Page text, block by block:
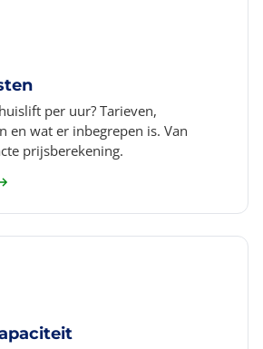
per uur? Tarieven,
en wat er inbegrepen is. Van
prijsberekening.